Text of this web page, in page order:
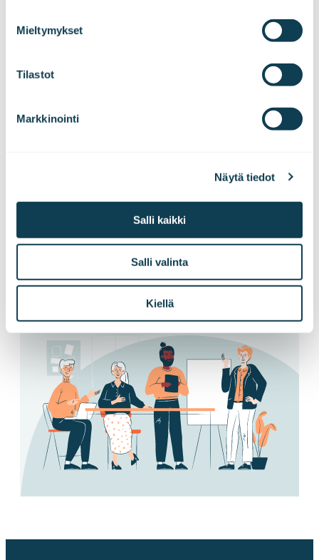
Mieltymykset
Tilastot
Markkinointi
Näytä tiedot
Salli kaikki
Salli valinta
Kiellä
Haluatko kuulla uutisemme ensimmäisenä?
Tilaa pörssitiedotteet ja lehdistötiedotteet
suoraan sähköpostiisi!
Tilaa tiedotteet